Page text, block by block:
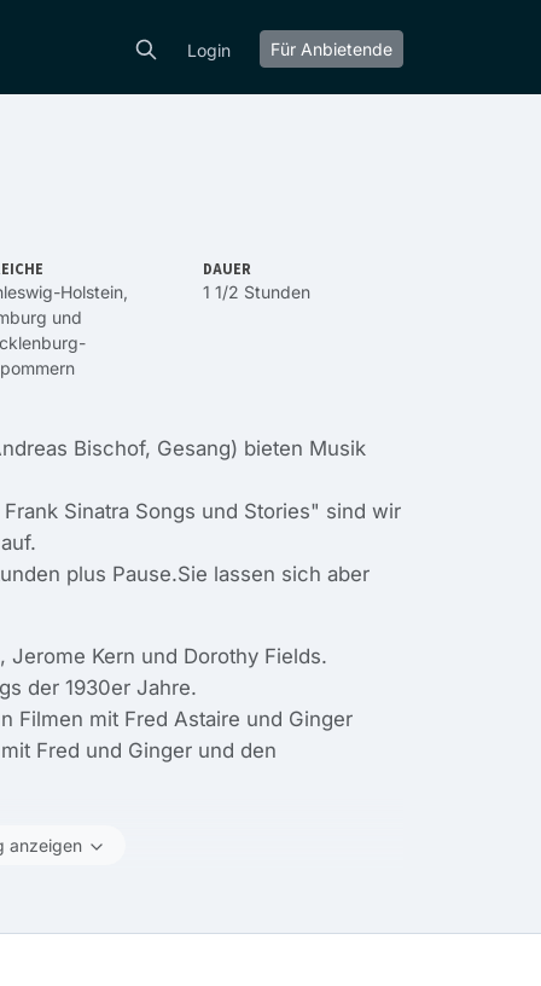
Login Für Anbietende
Holstein,
und
DAUER
1 1/2 Stunden
Bischof, Gesang) bieten Musik
Sinatra Songs und Stories" sind wir
plus Pause.Sie lassen sich aber
Jerome Kern und Dorothy Fields.
der 1930er Jahre.
Filmen mit Fred Astaire und Ginger
Fred und Ginger und den
anzeigen